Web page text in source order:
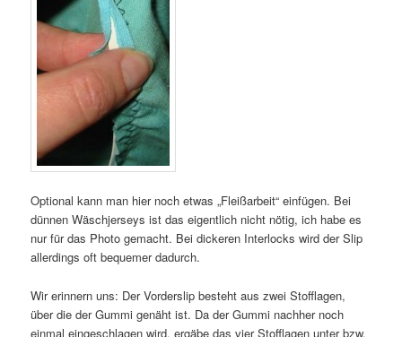
Optional kann man hier noch etwas „Fleißarbeit“ einfügen. Bei
dünnen Wäschjerseys ist das eigentlich nicht nötig, ich habe es
nur für das Photo gemacht. Bei dickeren Interlocks wird der Slip
allerdings oft bequemer dadurch.
Wir erinnern uns: Der Vorderslip besteht aus zwei Stofflagen,
über die der Gummi genäht ist. Da der Gummi nachher noch
einmal eingeschlagen wird, ergäbe das vier Stofflagen unter bzw.